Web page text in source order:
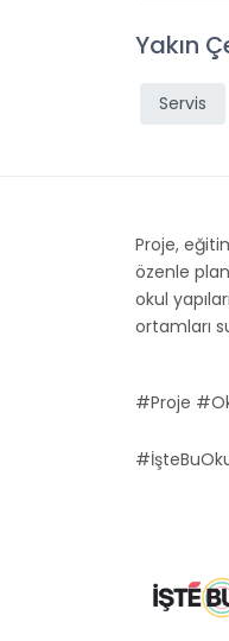
Yakın
Servis
Proje,
özenle
okul
ortamları
#Proje